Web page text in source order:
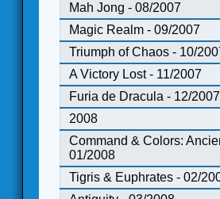
Mah Jong - 08/2007
Magic Realm - 09/2007
Triumph of Chaos - 10/
A Victory Lost - 11/2007
Furia de Dracula - 12/2007
2008
Command & Colors:
01/2008
Tigris & Euphrates - 02/